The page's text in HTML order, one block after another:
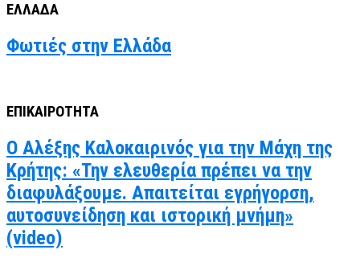
ΕΛΛΑΔΑ
Φωτιές στην Ελλάδα
ΕΠΙΚΑΙΡΟΤΗΤΑ
Ο Αλέξης Καλοκαιρινός για την Μάχη της
Κρήτης: «Την ελευθερία πρέπει να την
διαφυλάξουμε. Απαιτείται εγρήγορση,
αυτοσυνείδηση και ιστορική μνήμη»
(video)